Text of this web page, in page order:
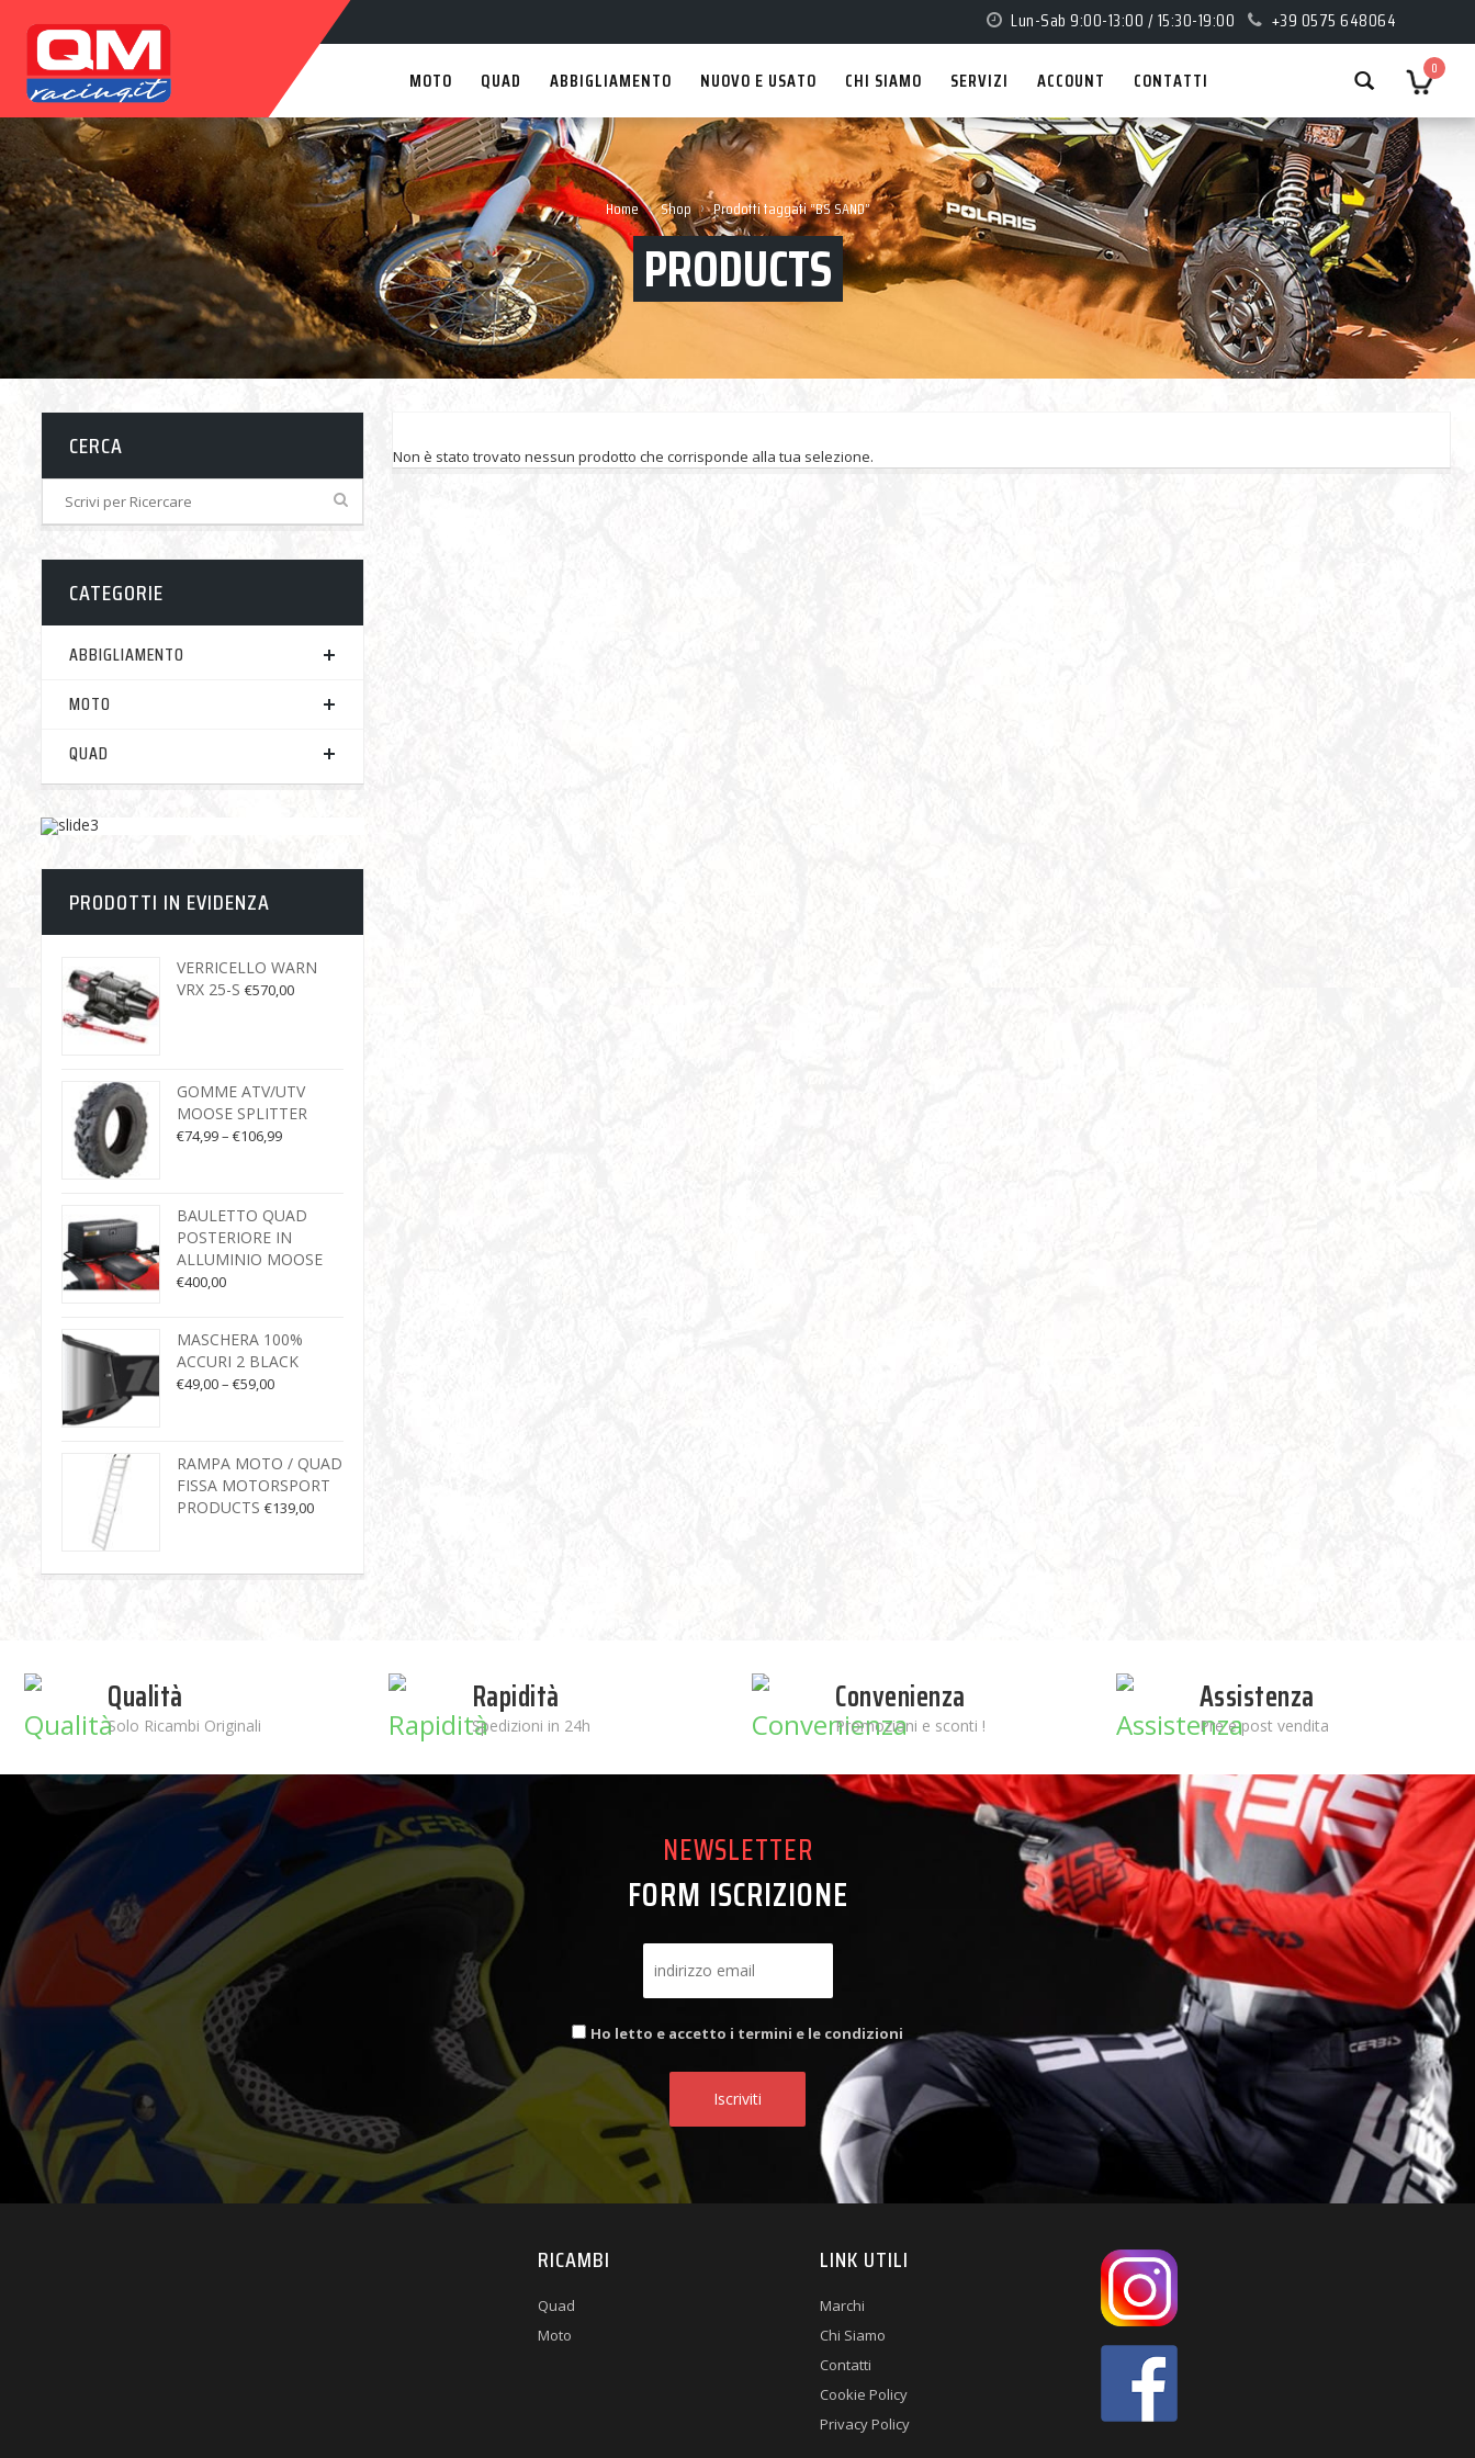
Lun-Sab 9:00-13:00 / 15:30-19:00 +39 0575 648064
0
MOTO QUAD ABBIGLIAMENTO NUOVO E USATO CHI SIAMO SERVIZI ACCOUNT CONTATTI
Home › Shop › Prodotti taggati “BS SAND”
PRODUCTS
Non è stato trovato nessun prodotto che corrisponde alla tua selezione.
CERCA
CATEGORIE
ABBIGLIAMENTO
MOTO
QUAD
PRODOTTI IN EVIDENZA
VERRICELLO WARN
VRX 25-S €570,00
GOMME ATV/UTV
MOOSE SPLITTER
€74,99– €106,99
BAULETTO QUAD
POSTERIORE IN
ALLUMINIO MOOSE
€400,00
MASCHERA 100%
ACCURI 2 BLACK
€49,00– €59,00
RAMPA MOTO / QUAD
FISSA MOTORSPORT
PRODUCTS €139,00
Qualità
Solo Ricambi Originali
Rapidità
Spedizioni in 24h
Convenienza
Promozioni e sconti !
Assistenza
Pre e post vendita
NEWSLETTER
FORM ISCRIZIONE
Ho letto e accetto i termini e le condizioni
RICAMBI
Quad
Moto
LINK UTILI
Marchi
Chi Siamo
Contatti
Cookie Policy
Privacy Policy